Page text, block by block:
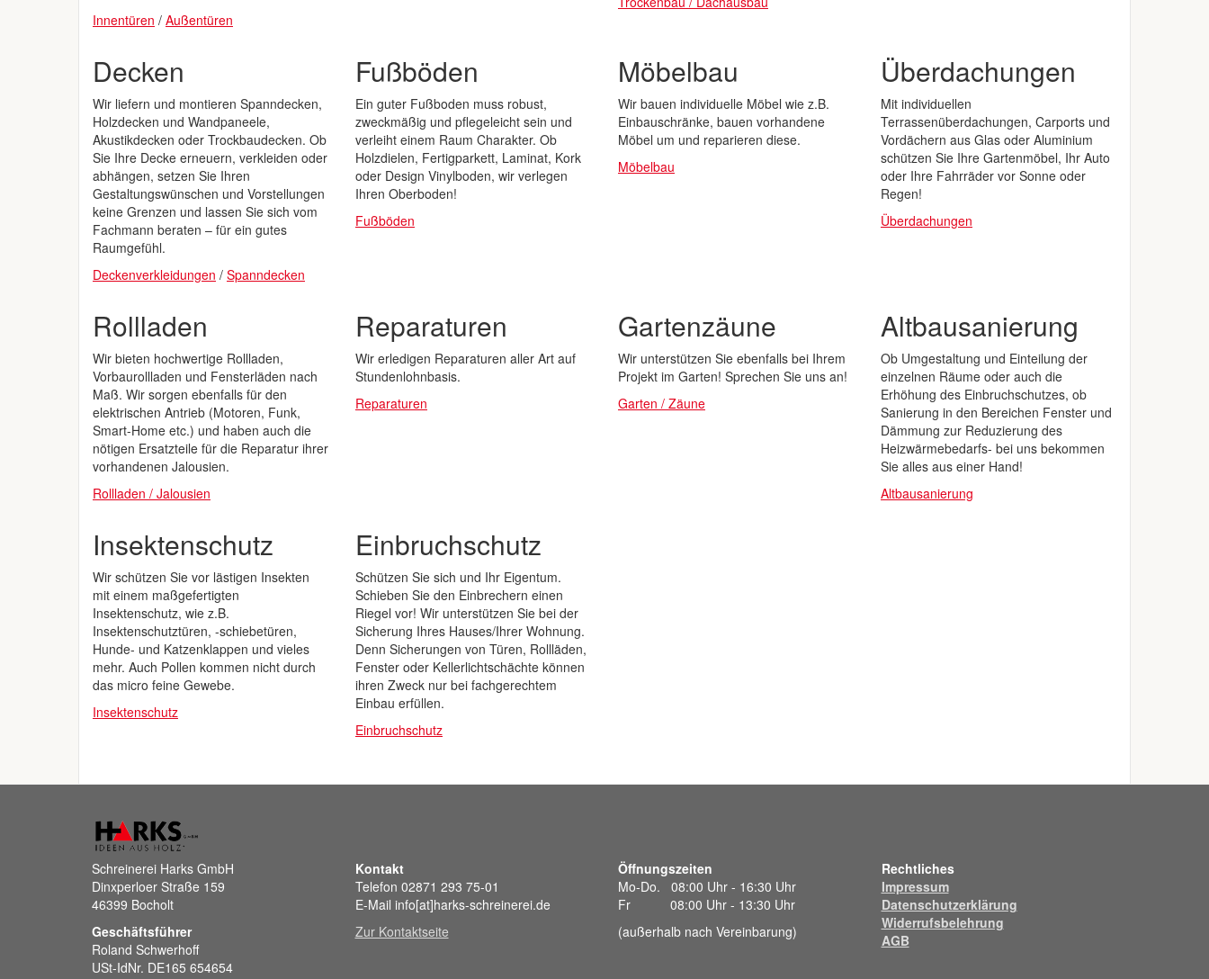
Innentüren / Außentüren
Decken
Wir liefern und montieren Spanndecken,
Holzdecken und Wandpaneele,
Akustikdecken oder Trockbaudecken. Ob
Sie Ihre Decke erneuern, verkleiden oder
abhängen, setzen Sie Ihren
Gestaltungswünschen und Vorstellungen
keine Grenzen und lassen Sie sich vom
Fachmann beraten – für ein gutes
Raumgefühl.
Deckenverkleidungen / Spanndecken
Fußböden
Ein guter Fußboden muss robust,
zweckmäßig und pflegeleicht sein und
verleiht einem Raum Charakter. Ob
Holzdielen, Fertigparkett, Laminat, Kork
oder Design Vinylboden, wir verlegen
Ihren Oberboden!
Fußböden
Möbelbau
Wir bauen individuelle Möbel wie z.B.
Einbauschränke, bauen vorhandene
Möbel um und reparieren diese.
Möbelbau
Überdachungen
Mit individuellen
Terrassenüberdachungen, Carports und
Vordächern aus Glas oder Aluminium
schützen Sie Ihre Gartenmöbel, Ihr Auto
oder Ihre Fahrräder vor Sonne oder
Regen!
Überdachungen
Rollladen
Wir bieten hochwertige Rollladen,
Vorbaurollladen und Fensterläden nach
Maß. Wir sorgen ebenfalls für den
elektrischen Antrieb (Motoren, Funk,
Smart-Home etc.) und haben auch die
nötigen Ersatzteile für die Reparatur ihrer
vorhandenen Jalousien.
Rollladen / Jalousien
Reparaturen
Wir erledigen Reparaturen aller Art auf
Stundenlohnbasis.
Reparaturen
Gartenzäune
Wir unterstützen Sie ebenfalls bei Ihrem
Projekt im Garten! Sprechen Sie uns an!
Garten / Zäune
Altbausanierung
Ob Umgestaltung und Einteilung der
einzelnen Räume oder auch die
Erhöhung des Einbruchschutzes, ob
Sanierung in den Bereichen Fenster und
Dämmung zur Reduzierung des
Heizwärmebedarfs- bei uns bekommen
Sie alles aus einer Hand!
Altbausanierung
Insektenschutz
Wir schützen Sie vor lästigen Insekten
mit einem maßgefertigten
Insektenschutz, wie z.B.
Insektenschutztüren, -schiebetüren,
Hunde- und Katzenklappen und vieles
mehr. Auch Pollen kommen nicht durch
das micro feine Gewebe.
Insektenschutz
Einbruchschutz
Schützen Sie sich und Ihr Eigentum.
Schieben Sie den Einbrechern einen
Riegel vor! Wir unterstützen Sie bei der
Sicherung Ihres Hauses/Ihrer Wohnung.
Denn Sicherungen von Türen, Rollläden,
Fenster oder Kellerlichtschächte können
ihren Zweck nur bei fachgerechtem
Einbau erfüllen.
Einbruchschutz
Schreinerei Harks GmbH
Dinxperloer Straße 159
46399 Bocholt
Geschäftsführer
Roland Schwerhoff
USt-IdNr. DE165 654654
Kontakt
Telefon 02871 293 75-01
E-Mail info[at]harks-schreinerei.de
Zur Kontaktseite
Öffnungszeiten
Mo-Do. 08:00 Uhr - 16:30 Uhr
Fr 08:00 Uhr - 13:30 Uhr
(außerhalb nach Vereinbarung)
Rechtliches
Impressum
Datenschutzerklärung
Widerrufsbelehrung
AGB